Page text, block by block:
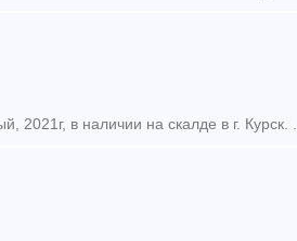
в наличии на скалде в г. Курск. .